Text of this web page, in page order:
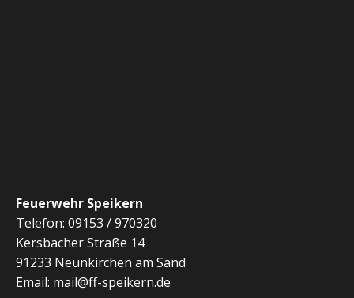
Feuerwehr Speikern
Telefon: 09153 / 970320
Kersbacher Straße 14
91233 Neunkirchen am Sand
Email: mail@ff-speikern.de